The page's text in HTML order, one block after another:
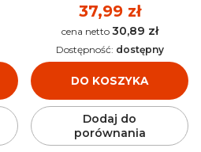
Cena
37,99 zł
Cena 30,89 zł
DO KOSZYKA
Dostępność: dostępny
Dodaj do
porównania